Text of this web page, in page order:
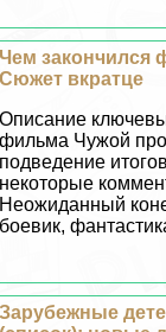
Чем закончился
Сюжет вкратце
Описание
фильма Чужой
подведение
некоторые
Неожиданный
боевик,
Зарубежные